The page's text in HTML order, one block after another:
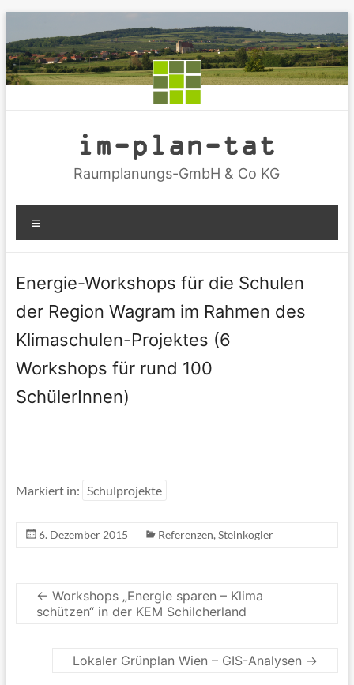
Inhalt
springen
im-plan-tat
Raumplanungs-GmbH & Co KG
Energie-Workshops für die Schulen
der Region Wagram im Rahmen des
Klimaschulen-Projektes (6
Workshops für rund 100
SchülerInnen)
Markiert in: Schulprojekte
6. Dezember 2015 Referenzen, Steinkogler
← Workshops „Energie sparen – Klima
schützen“ in der KEM Schilcherland
Lokaler Grünplan Wien – GIS-Analysen →